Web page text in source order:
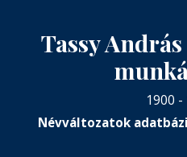
Tassy
1900 -
Névváltozatok